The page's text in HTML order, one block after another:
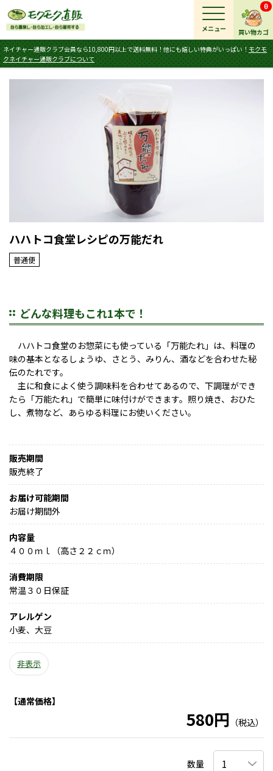
買い物カゴ
0
ネイチャー通販クラブ会員なら10,800円以上で送料無料！他にも嬉しい特典がいっぱい！ モクモ
クネイチャー通販クラブについて
メニュー
ハハトコ食堂レシピの万能だれ
普通便
どんな料理もこれ1本で！
ハハトコ食堂のお惣菜にも使っている「万能たれ」は、料理の
味の基本となるしょうゆ、さとう、みりん、酒などを合わせた秘
伝のたれです。
主に和食によく使う調味料を合わせてあるので、下調理ができ
たら「万能たれ」で簡単に味付けができます。照り焼き、おひた
し、煮物など、あらゆる料理にお使いください。
販売期間
販売終了
お届け可能期間
お届け期間外
内容量
４００ｍｌ（高さ２２ｃｍ）
消費期限
常温３０日保証
アレルゲン
小麦、大豆
非表示
【通常価格】
580円 （税込）
数量